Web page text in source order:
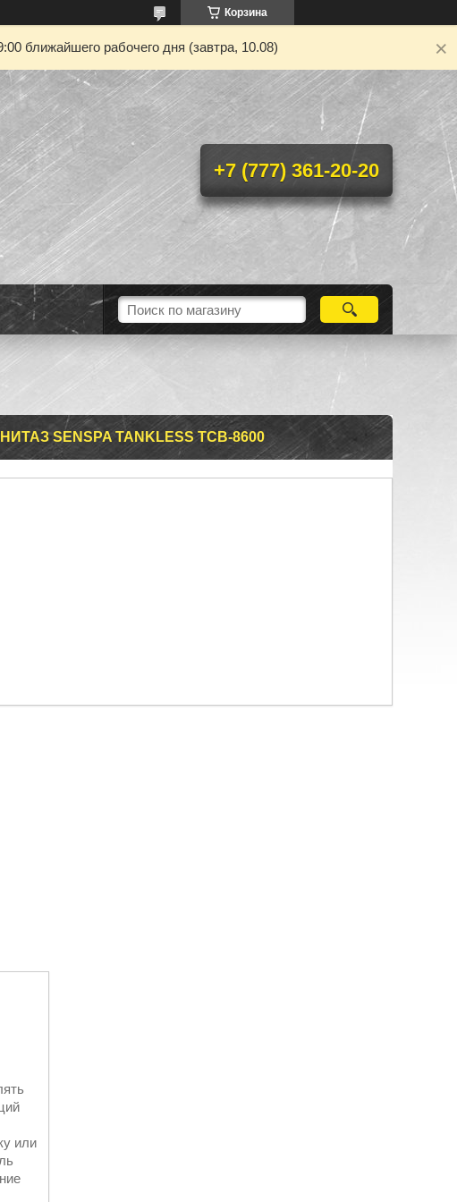
Корзина
ближайшего рабочего дня (завтра, 10.08)
+7 (777) 361-20-20
SENSPA TANKLESS TCB-8600
или